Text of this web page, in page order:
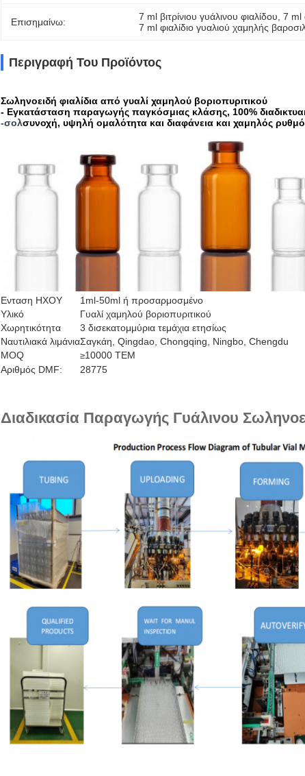
Επισημαίνω: 7 ml βιτρίνιου γυάλινου φιαλίδου , 7 ml
7 ml φιαλίδιο γυαλιού χαμηλής
Περιγραφή Του Προϊόντος
Σωληνοειδή φιαλίδια από γυαλί χαμηλού βοριοπυριτικού
- Εγκατάσταση παραγωγής παγκόσμιας κλάσης, 100%
-σολσυνοχή, υψηλή ομαλότητα και διαφάνεια και χαμηλός
Ενταση ΗΧΟΥ
1ml-50ml ή προσαρμοσμένο
Υλικό
Γυαλί χαμηλού βοριοπυριτικού
Χωρητικότητα
3 δισεκατομμύρια τεμάχια ετησίως
Ναυτιλιακά λιμάνιαΣαγκάη, Qingdao, Chongqing, Ningbo, Chengdu
MOQ
≥10000 ΤΕΜ
Αριθμός DMF:
28775
Διαδικασία Παραγωγής Γυάλινου